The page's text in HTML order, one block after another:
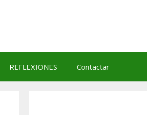
REFLEXIONES Contactar